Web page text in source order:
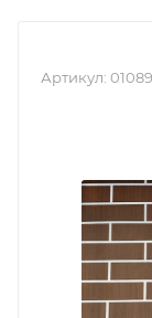
Артикул: